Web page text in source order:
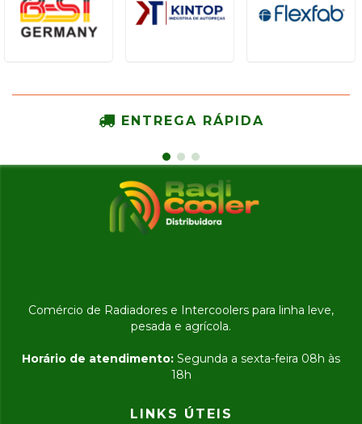
ENTREGA RÁPIDA
Comércio de Radiadores e Intercoolers para linha leve,
pesada e agrícola.
Horário de atendimento: Segunda a sexta-feira 08h às
18h
LINKS ÚTEIS